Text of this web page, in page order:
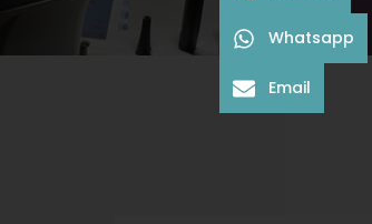
Whatsapp
Email